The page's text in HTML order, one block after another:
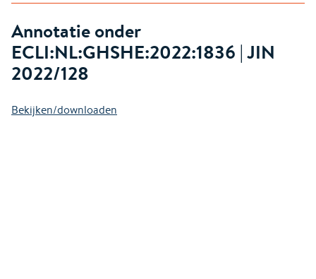
Annotatie onder
ECLI:NL:GHSHE:2022:1836 | JIN
2022/128
Bekijken/downloaden